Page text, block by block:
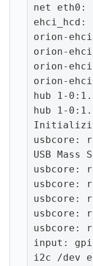
net eth0:
ehci_hcd:
orion-
orion-
orion-
orion-
hub 1-
hub 1-
usbcore:
USB
usbcore:
usbcore:
usbcore:
usbcore:
usbcore:
input:
i2c /dev